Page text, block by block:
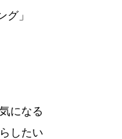
グ」
になる
したい